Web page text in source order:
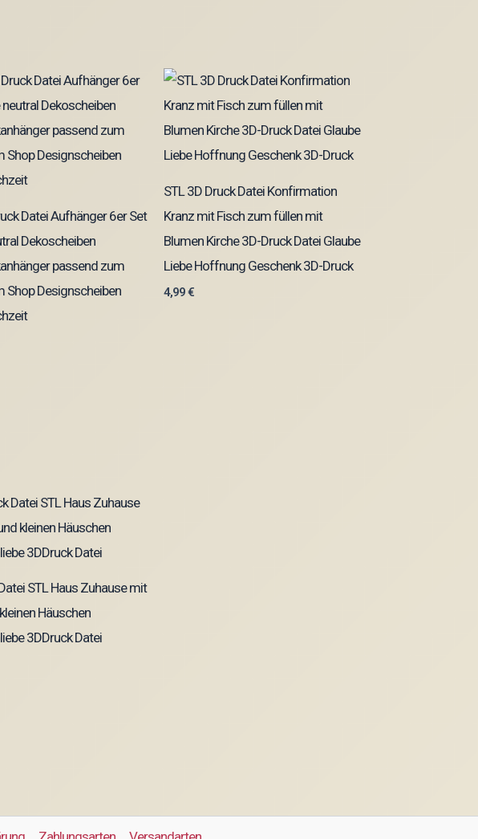
Datei Aufhänger 6er Set
Dekoscheiben
passend zum
Shop Designscheiben
STL 3D Druck Datei Konfirmation
Kranz mit Fisch zum füllen mit
Blumen Kirche 3D-Druck Datei Glaube
Liebe Hoffnung Geschenk 3D-Druck
4,99€
STL Haus Zuhause mit
Häuschen
3DDruck Datei